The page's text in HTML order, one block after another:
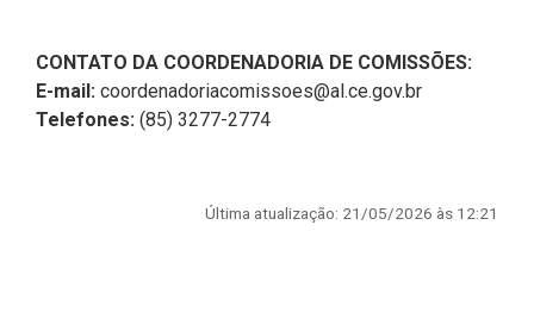
CONTATO DA COORDENADORIA DE COMISSÕES:
E-mail: coordenadoriacomissoes@al.ce.gov.br
Telefones: (85) 3277-2774
Última atualização: 21/05/2026 às 12:21